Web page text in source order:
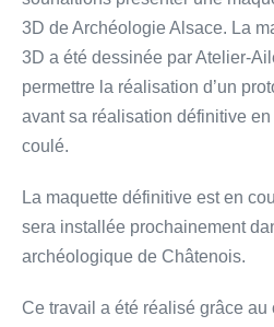
3D de Archéologie Alsace. La
3D a été dessinée par Atelier-
permettre la réalisation d’un
avant sa réalisation définitive
coulé.
La maquette définitive est en
sera installée prochainement
archéologique de Châtenois.
Ce travail a été réalisé grâce au